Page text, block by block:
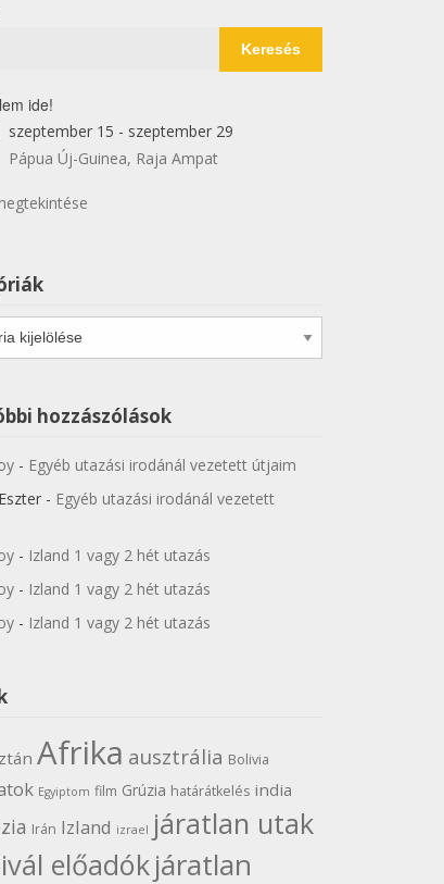
Keresés
ide!
szeptember 15 - szeptember 29
Pápua Új-Guinea, Raja Ampat
hozzászólások
- Egyéb utazási irodánál vezetett útjaim
- Egyéb utazási irodánál vezetett
- Izland 1 vagy 2 hét utazás
- Izland 1 vagy 2 hét utazás
- Izland 1 vagy 2 hét utazás
Afrika ausztrália Bolivia
Egyiptom film Grúzia határátkelés india
Irán Izland izrael járatlan utak
előadókjáratlan